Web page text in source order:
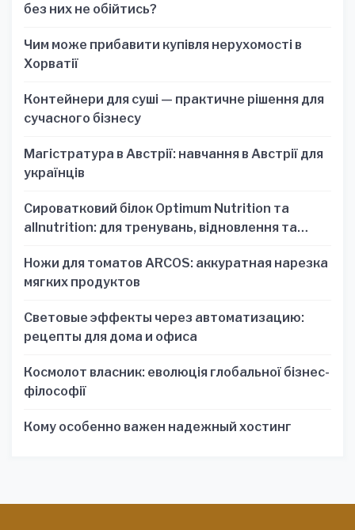
без них не обійтись?
Чим може прибавити купівля нерухомості в
Хорватії
Контейнери для суші — практичне рішення для
сучасного бізнесу
Магістратура в Австрії: навчання в Австрії для
українців
Сироватковий білок Optimum Nutrition та
allnutrition: для тренувань, відновлення та
Ножи для томатов ARCOS: аккуратная нарезка
мягких продуктов
Световые эффекты через автоматизацию:
рецепты для дома и офиса
Космолот власник: еволюція глобальної бізнес-
філософії
Кому особенно важен надежный хостинг